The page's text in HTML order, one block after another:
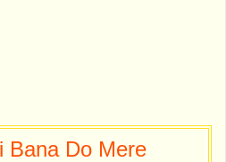
Bana Do Mere